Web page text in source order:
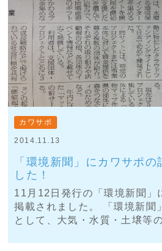
カワサポ
2014.11.13
「環境新聞」にカワサポの
した！
11月12日発行の「環境新聞」
掲載されました。 「環境新聞
として、大気・水質・土壌等